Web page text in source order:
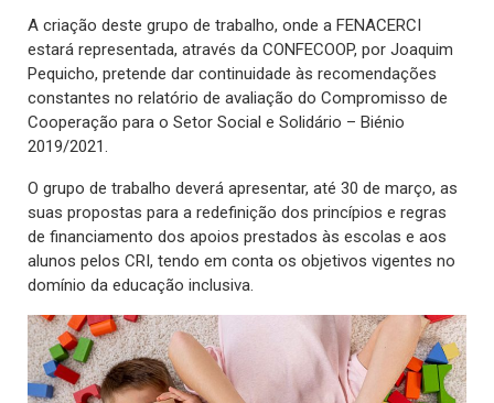
A criação deste grupo de trabalho, onde a FENACERCI
estará representada, através da CONFECOOP, por Joaquim
Pequicho, pretende dar continuidade às recomendações
constantes no relatório de avaliação do Compromisso de
Cooperação para o Setor Social e Solidário – Biénio
2019/2021.
O grupo de trabalho deverá apresentar, até 30 de março, as
suas propostas para a redefinição dos princípios e regras
de financiamento dos apoios prestados às escolas e aos
alunos pelos CRI, tendo em conta os objetivos vigentes no
domínio da educação inclusiva.